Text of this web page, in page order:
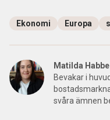
Ekonomi Europa
Matilda Habbe
Bevakar i
svåra ämnen